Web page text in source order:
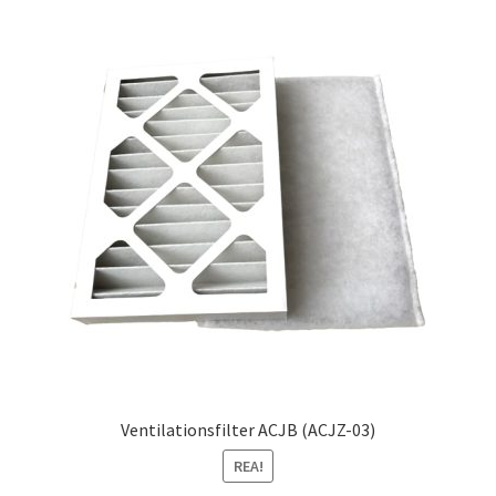
Ventilationsfilter ACJB (ACJZ-03)
REA!